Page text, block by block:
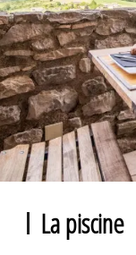
La piscine